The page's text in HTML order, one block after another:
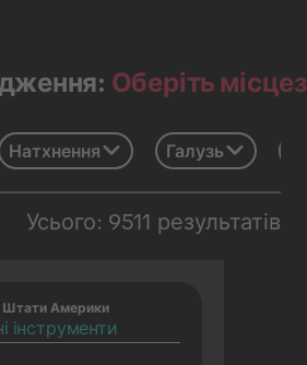
Оберіть
Натхнення Галузь
Усього: 9511 результатів
Штати Америки
інструменти